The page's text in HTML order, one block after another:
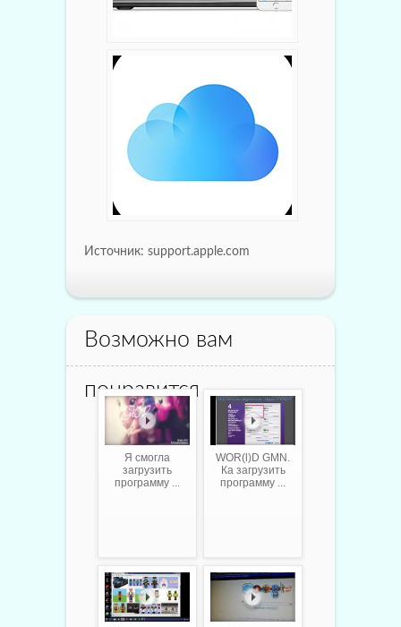
Источник: support.apple.com
Возможно вам
понравится
Я смогла
загрузить
программу ...
WOR(l)D GMN.
Ка загрузить
программу ...